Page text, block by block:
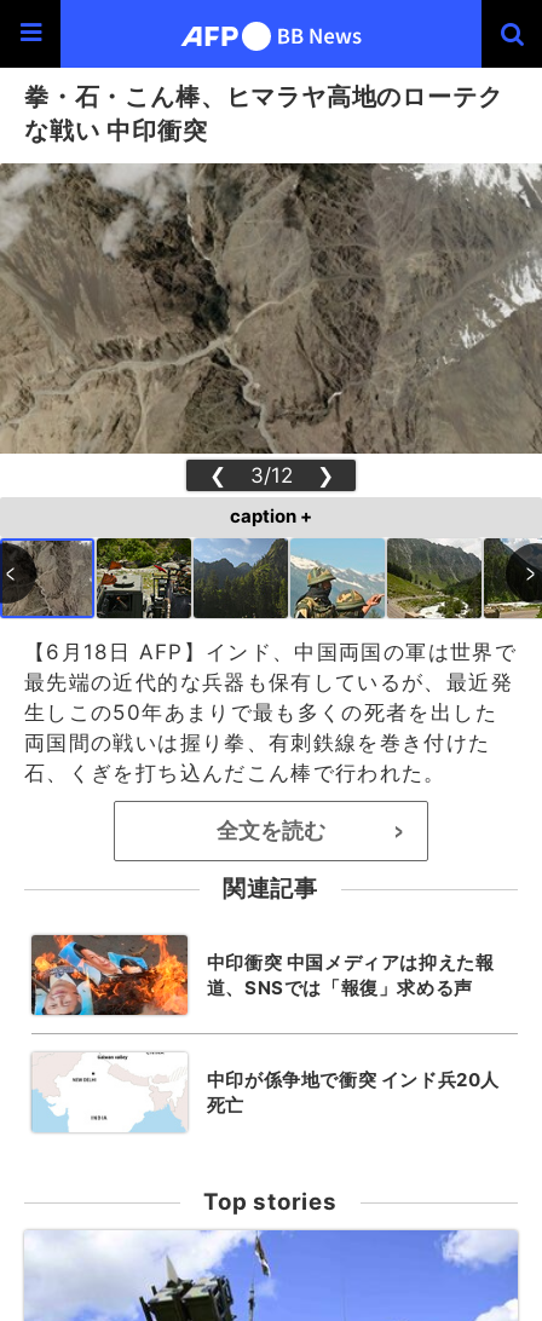
拳・石・こん棒、ヒマラヤ高地のローテク
な戦い 中印衝突
❮ 3/12 ❯
caption +
【6月18日 AFP】インド、中国両国の軍は世界で
最先端の近代的な兵器も保有しているが、最近発
生しこの50年あまりで最も多くの死者を出した
両国間の戦いは握り拳、有刺鉄線を巻き付けた
石、くぎを打ち込んだこん棒で行われた。
全文を読む >
関連記事
中印衝突 中国メディアは抑えた報
道、SNSでは「報復」求める声
中印が係争地で衝突 インド兵20人
死亡
Top stories